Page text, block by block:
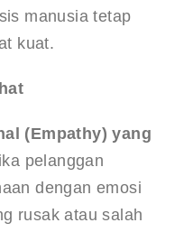
manusia tetap
kuat.
(Empathy) yang
pelanggan
dengan emosi
rusak atau salah